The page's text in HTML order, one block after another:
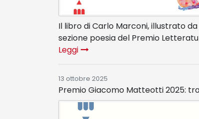
Il libro di Carlo Marconi, illustrato
sezione poesia del Premio
Leggi
13 ottobre 2025
Premio Giacomo Matteotti 2025: